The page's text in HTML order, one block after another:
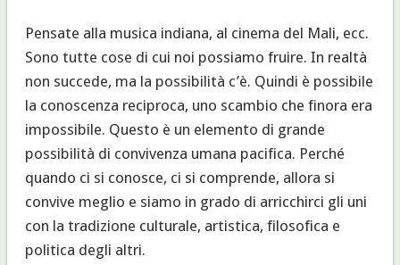
Pensate alla musica indiana, al cinema del Mali, ecc.
Sono tutte cose di cui noi possiamo fruire. In realtà
non succede, ma la possibilità c’è. Quindi è possibile
la conoscenza reciproca, uno scambio che finora era
impossibile. Questo è un elemento di grande
possibilità di convivenza umana pacifica. Perché
quando ci si conosce, ci si comprende, allora si
convive meglio e siamo in grado di arricchirci gli uni
con la tradizione culturale, artistica, filosofica e
politica degli altri.